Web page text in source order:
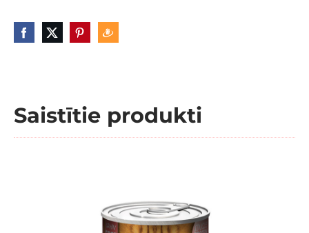
Saistītie produkti